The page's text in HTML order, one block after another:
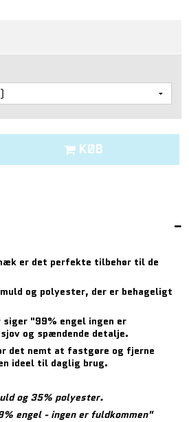
KØB
er det perfekte tilbehør til de
og polyester, der er behageligt
"99% engel ingen er
og spændende detalje.
det nemt at fastgøre og fjerne
ideel til daglig brug.
og 35% polyester.
engel - ingen er fuldkommen"